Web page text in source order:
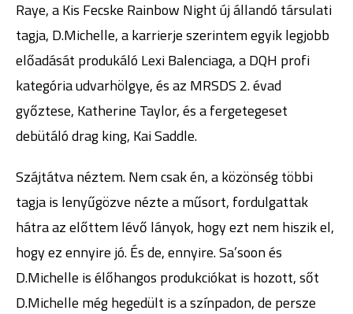
Raye, a Kis Fecske Rainbow Night új állandó társulati
tagja, D.Michelle, a karrierje szerintem egyik legjobb
előadását produkáló Lexi Balenciaga, a DQH profi
kategória udvarhölgye, és az MRSDS 2. évad
győztese, Katherine Taylor, és a fergetegeset
debütáló drag king, Kai Saddle.
Szájtátva néztem. Nem csak én, a közönség többi
tagja is lenyűgözve nézte a műsort, fordulgattak
hátra az előttem lévő lányok, hogy ezt nem hiszik el,
hogy ez ennyire jó. És de, ennyire. Sa’soon és
D.Michelle is élőhangos produkciókat is hozott, sőt
D.Michelle még hegedült is a színpadon, de persze